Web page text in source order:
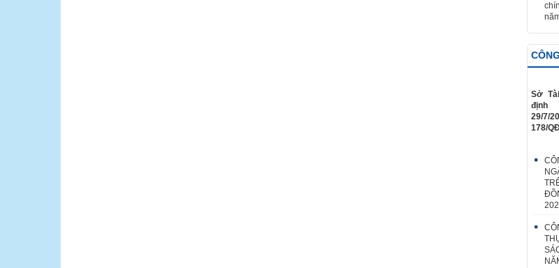
Sở
định
29/7/
178/